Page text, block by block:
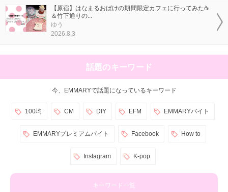
【原宿】はなまるおばけの期間限定カフェに行ってみた☕
＆竹下通りの...
ゆう
2026.8.3
話題のキーワード
今、EMMARYで話題になっているキーワード
100均 CM DIY EFM EMMARYバイト
EMMARYプレミアムバイト Facebook How to
Instagram K-pop
キーワード一覧